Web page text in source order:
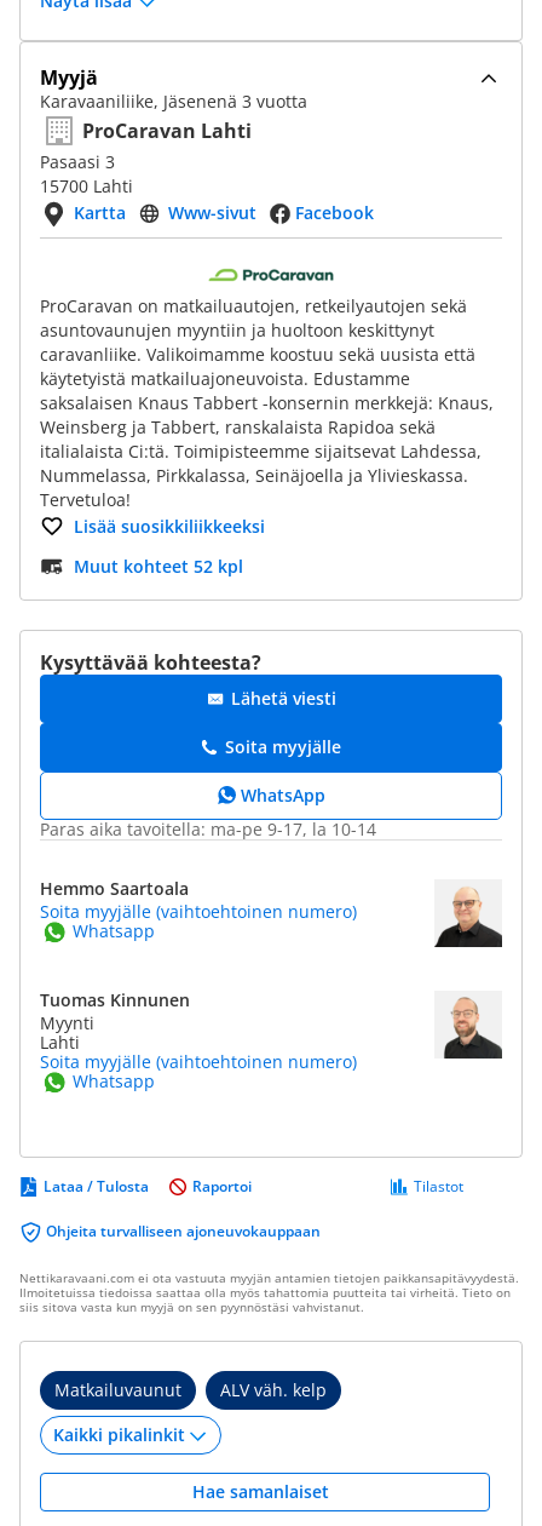
Myyjä
Karavaaniliike, Jäsenenä 3 vuotta
ProCaravan Lahti
Pasaasi 3
15700 Lahti
Kartta
Www-sivut Facebook
ProCaravan on matkailuautojen, retkeilyautojen sekä
asuntovaunujen myyntiin ja huoltoon keskittynyt
caravanliike. Valikoimamme koostuu sekä uusista että
käytetyistä matkailuajoneuvoista. Edustamme
saksalaisen Knaus Tabbert -konsernin merkkejä: Knaus,
Weinsberg ja Tabbert, ranskalaista Rapidoa sekä
italialaista Ci:tä. Toimipisteemme sijaitsevat Lahdessa,
Nummelassa, Pirkkalassa, Seinäjoella ja Ylivieskassa.
Tervetuloa!
Lisää suosikkiliikkeeksi
Muut kohteet 52 kpl
Kysyttävää kohteesta?
Lähetä viesti
Soita myyjälle
WhatsApp
Paras aika tavoitella: ma-pe 9-17, la 10-14
Hemmo Saartoala
Soita myyjälle (vaihtoehtoinen numero)
Whatsapp
Tuomas Kinnunen
Myynti
Lahti
Soita myyjälle (vaihtoehtoinen numero)
Whatsapp
Lataa / Tulosta
Ohjeita turvalliseen ajoneuvokauppaan
Tilastot
Raportoi
Nettikaravaani.com ei ota vastuuta myyjän antamien tietojen paikkansapitävyydestä.
Ilmoitetuissa tiedoissa saattaa olla myös tahattomia puutteita tai virheitä. Tieto on
siis sitova vasta kun myyjä on sen pyynnöstäsi vahvistanut.
Matkailuvaunut ALV väh. kelp
Hae samanlaiset